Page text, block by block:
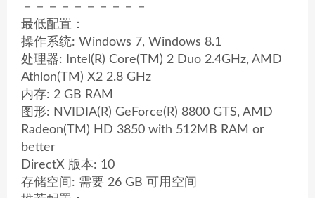
－－－－－－－－－－
最低配置：
操作系统: Windows 7, Windows 8.1
处理器: Intel(R) Core(TM) 2 Duo 2.4GHz, AMD
Athlon(TM) X2 2.8 GHz
内存: 2 GB RAM
图形: NVIDIA(R) GeForce(R) 8800 GTS, AMD
Radeon(TM) HD 3850 with 512MB RAM or
better
DirectX 版本: 10
存储空间: 需要 26 GB 可用空间